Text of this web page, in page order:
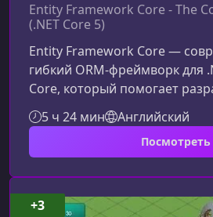
Entity Framework Core - The
(.NET Core 5)
Entity Framework Core —
гибкий ORM-фреймворк для
Core, который помогает
эффективно работать с
устойчивые архитектуры и
разработку приложений. Этот
руководство по EF Core 5 и
начинающим
5 ч 24 мин Английский
Посмотреть
+3